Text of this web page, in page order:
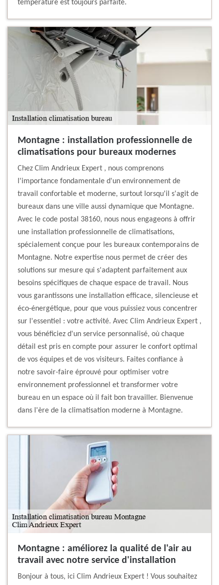
température est toujours parfaite.
Montagne : installation professionnelle de
climatisations pour bureaux modernes
Chez Clim Andrieux Expert , nous comprenons
l'importance fondamentale d'un environnement de
travail confortable et moderne, surtout lorsqu'il s'agit de
bureaux dans une ville aussi dynamique que Montagne.
Avec le code postal 38160, nous nous engageons à offrir
une installation professionnelle de climatisations,
spécialement conçue pour les bureaux contemporains de
Montagne. Notre expertise nous permet de créer des
solutions sur mesure qui s'adaptent parfaitement aux
besoins spécifiques de chaque espace de travail. Nous
vous garantissons une installation efficace, silencieuse et
éco-énergétique, pour que vous puissiez vous concentrer
sur l'essentiel : votre activité. Avec Clim Andrieux Expert ,
vous bénéficiez d'un service personnalisé, où chaque
détail est pris en compte pour assurer le confort optimal
de vos équipes et de vos visiteurs. Faites confiance à
notre savoir-faire éprouvé pour optimiser votre
environnement professionnel et transformer votre
bureau en un espace où il fait bon travailler. Bienvenue
dans l'ère de la climatisation moderne à Montagne.
Montagne : améliorez la qualité de l'air au
travail avec notre service d'installation
Bonjour à tous, ici Clim Andrieux Expert ! Vous souhaitez